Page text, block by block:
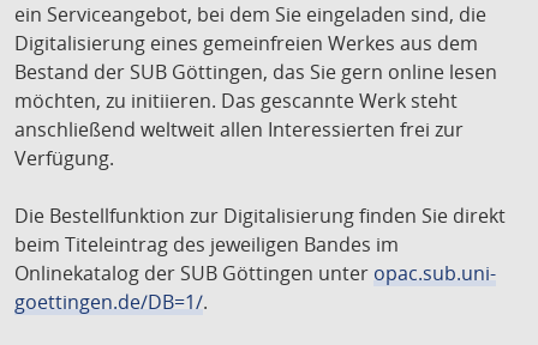
ein Serviceangebot, bei dem Sie eingeladen sind, die
Digitalisierung eines gemeinfreien Werkes aus dem
Bestand der SUB Göttingen, das Sie gern online lesen
möchten, zu initiieren. Das gescannte Werk steht
anschließend weltweit allen Interessierten frei zur
Verfügung.
Die Bestellfunktion zur Digitalisierung finden Sie direkt
beim Titeleintrag des jeweiligen Bandes im
Onlinekatalog der SUB Göttingen unter opac.sub.uni-
goettingen.de/DB=1/.